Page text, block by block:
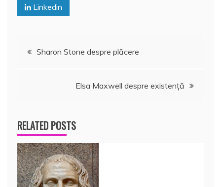
o
Linkedin
Navigare
Sharon Stone despre plăcere
Elsa Maxwell despre existenţă
RELATED POSTS